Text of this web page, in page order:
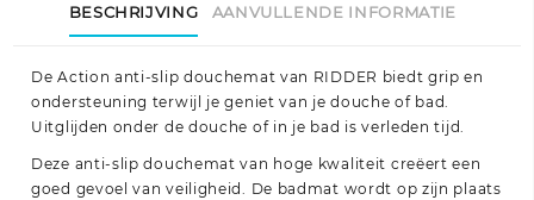
BESCHRIJVING AANVULLENDE INFORMATIE
De Action anti-slip douchemat van RIDDER biedt grip en
ondersteuning terwijl je geniet van je douche of bad.
Uitglijden onder de douche of in je bad is verleden tijd.
Deze anti-slip douchemat van hoge kwaliteit creëert een
goed gevoel van veiligheid. De badmat wordt op zijn plaats